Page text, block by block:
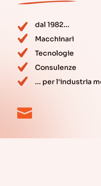
dal 1982...
Macchinari
Tecnologie
Consulenze
... per l'industria
